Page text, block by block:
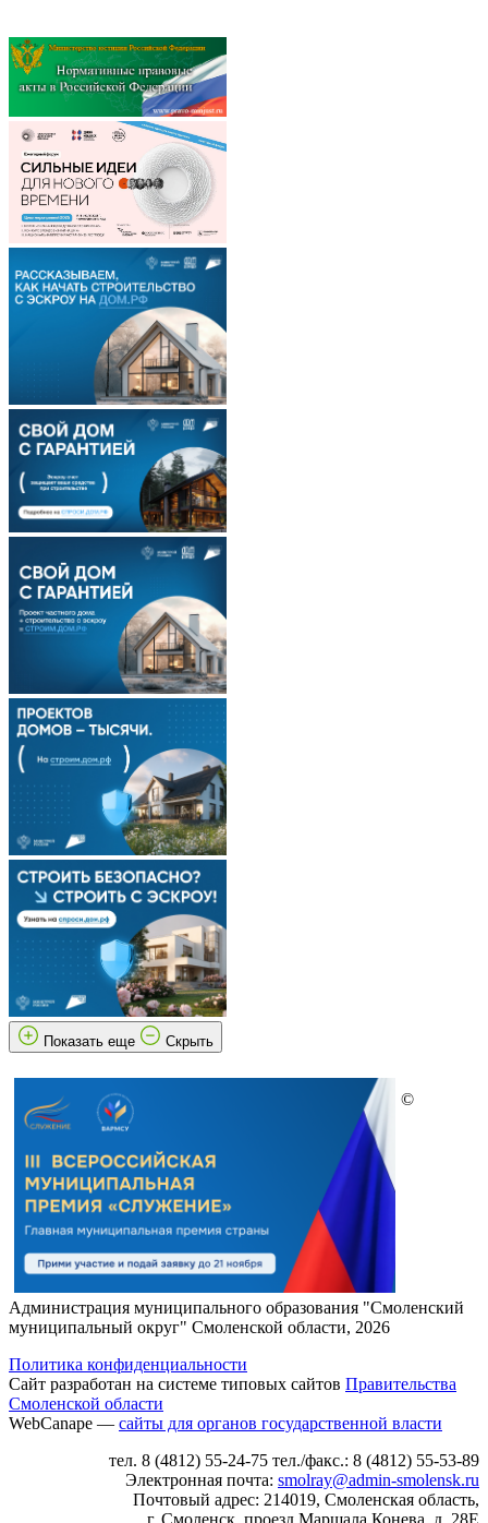
Показать еще Скрыть
©
Администрация муниципального образования "Смоленский
муниципальный округ" Смоленской области, 2026
Политика конфиденциальности
Сайт разработан на системе типовых сайтов Правительства
Смоленской области
WebCanape — сайты для органов государственной власти
тел. 8 (4812) 55-24-75 тел./факс.: 8 (4812) 55-53-89
Электронная почта: smolray@admin-smolensk.ru
Почтовый адрес: 214019, Смоленская область,
г. Смоленск, проезд Маршала Конева, д. 28Е